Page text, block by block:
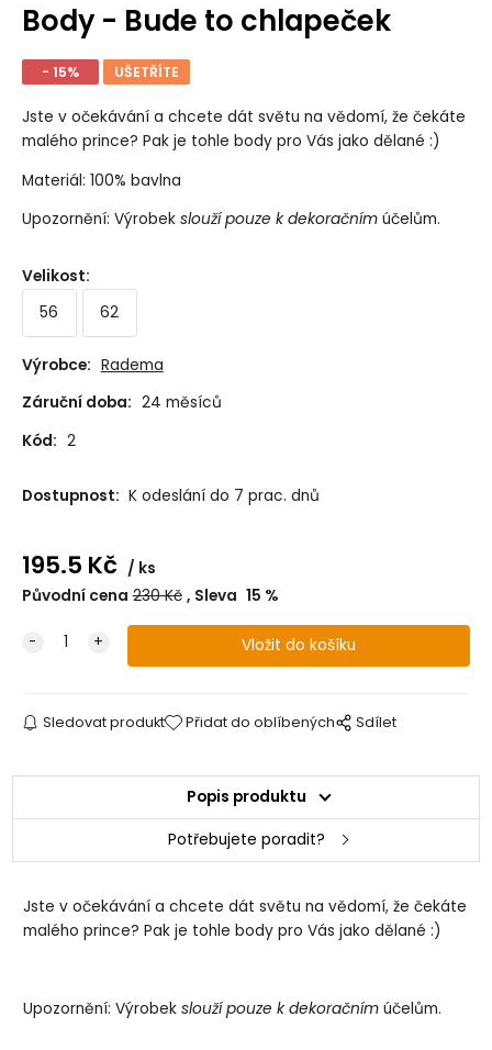
Body - Bude to chlapeček
- 15% UŠETŘÍTE
Jste v očekávání a chcete dát světu na vědomí, že čekáte
malého prince? Pak je tohle body pro Vás jako dělané :)
Materiál: 100% bavlna
Upozornění: Výrobek slouží pouze k dekoračnímúčelům.
Velikost:
56
62
Výrobce: Radema
Záruční doba: 24 měsíců
Kód: 2
Dostupnost: K odeslání do 7 prac. dnů
195.5 Kč
ks
Původní cena 230Kč Sleva 15 %
Sledovat produkt Přidat do oblíbených Sdílet
Popis produktu
Potřebujete poradit?
Jste v očekávání a chcete dát světu na vědomí, že čekáte
malého prince? Pak je tohle body pro Vás jako dělané :)
Upozornění: Výrobekslouží pouze k dekoračním účelům.